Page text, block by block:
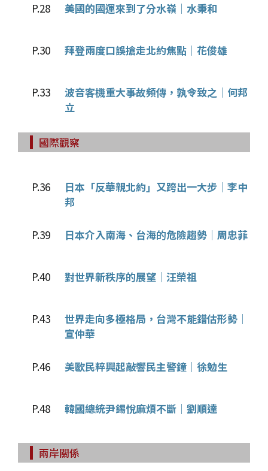
P.28 美國的國運來到了分水嶺│水秉和
P.30 拜登兩度口誤搶走北約焦點│花俊雄
P.33
波音客機重大事故頻傳，孰令致之│何邦
立
國際觀察
P.36
日本「反華親北約」又跨出一大步│李中
邦
P.39 日本介入南海、台海的危險趨勢│周忠菲
P.40 對世界新秩序的展望│汪榮祖
P.43
世界走向多極格局，台灣不能錯估形勢│
宣仲華
P.46 美歐民粹興起敲響民主警鐘│徐勉生
P.48 韓國總統尹錫悅麻煩不斷│劉順達
兩岸關係